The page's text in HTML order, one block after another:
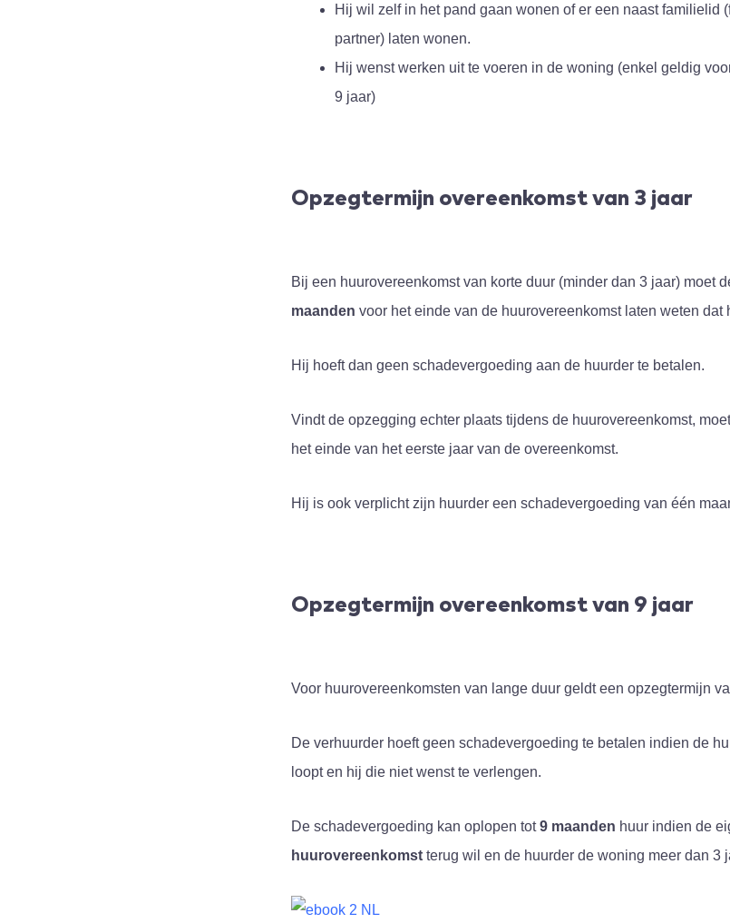
Hij wil zelf in het pand gaan wonen of er een naast familielid
partner) laten wonen.
Hij wenst werken uit te voeren in de woning (enkel geldig
9 jaar)
Opzegtermijn overeenkomst van 3 jaar
Bij een huurovereenkomst van korte duur (minder dan 3 jaar) moet
maandenvoor het einde van de huurovereenkomst laten weten dat
Hij hoeft dan geen schadevergoeding aan de huurder te betalen.
Vindt de opzegging echter plaats tijdens de huurovereenkomst,
het einde van het eerste jaar van de overeenkomst.
Hij is ook verplicht zijn huurder een schadevergoeding van één
Opzegtermijn overeenkomst van 9 jaar
Voor huurovereenkomsten van lange duur geldt een opzegtermijn
De verhuurder hoeft geen schadevergoeding te betalen indien de
loopt en hij die niet wenst te verlengen.
De schadevergoeding kan oplopen tot9 maanden huur indien de
huurovereenkomst terug wil en de huurder de woning meer dan 3